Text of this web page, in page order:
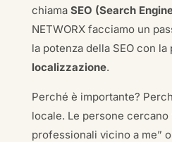
chiama SEO (Search
NETWORX facciamo un
la potenza della SEO con
localizzazione.
Perché è importante?
locale. Le persone cercano
professionali vicino a me”